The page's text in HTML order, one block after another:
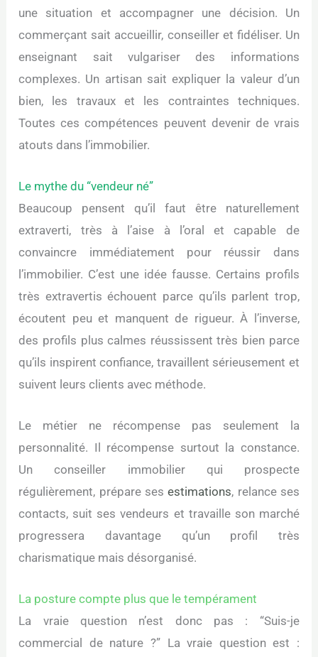
une situation et accompagner une décision. Un
commerçant sait accueillir, conseiller et fidéliser. Un
enseignant sait vulgariser des informations
complexes. Un artisan sait expliquer la valeur d’un
bien, les travaux et les contraintes techniques.
Toutes ces compétences peuvent devenir de vrais
atouts dans l’immobilier.
Le mythe du “vendeur né”
Beaucoup pensent qu’il faut être naturellement
extraverti, très à l’aise à l’oral et capable de
convaincre immédiatement pour réussir dans
l’immobilier. C’est une idée fausse. Certains profils
très extravertis échouent parce qu’ils parlent trop,
écoutent peu et manquent de rigueur. À l’inverse,
des profils plus calmes réussissent très bien parce
qu’ils inspirent confiance, travaillent sérieusement et
suivent leurs clients avec méthode.
Le métier ne récompense pas seulement la
personnalité. Il récompense surtout la constance.
Un conseiller immobilier qui prospecte
régulièrement, prépare sesestimations, relance ses
contacts, suit ses vendeurs et travaille son marché
progressera davantage qu’un profil très
charismatique mais désorganisé.
La posture compte plus que le tempérament
La vraie question n’est donc pas : “Suis-je
commercial de nature ?” La vraie question est :